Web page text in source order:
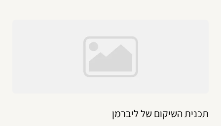
תכנית השיקום של ליברמן